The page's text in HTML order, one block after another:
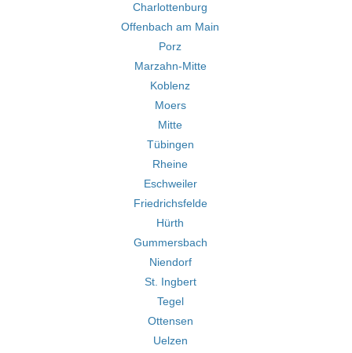
Charlottenburg
Offenbach am Main
Porz
Marzahn-Mitte
Koblenz
Moers
Mitte
Tübingen
Rheine
Eschweiler
Friedrichsfelde
Hürth
Gummersbach
Niendorf
St. Ingbert
Tegel
Ottensen
Uelzen